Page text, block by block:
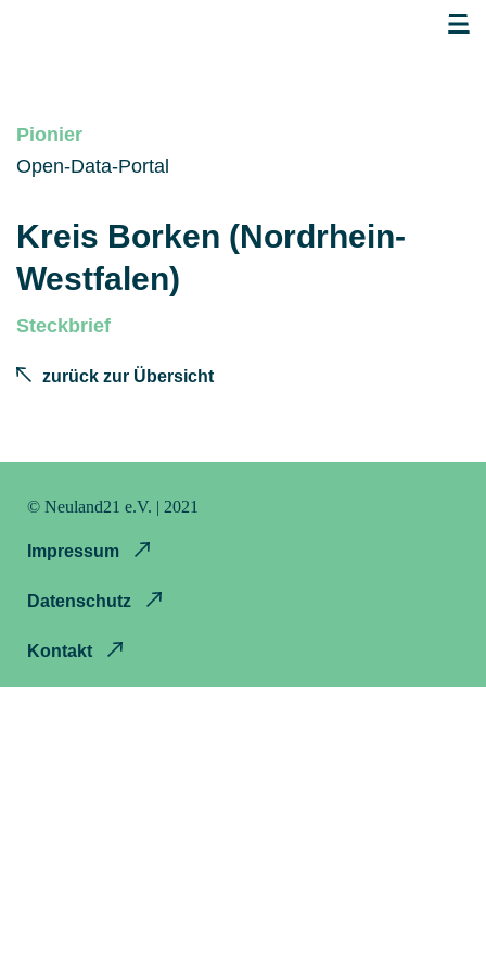
Pionier
Open-Data-Portal
Kreis Borken (Nordrhein-
Westfalen)
Steckbrief
zurück zur Übersicht
© Neuland21 e.V. | 2021
Impressum
Datenschutz
Kontakt